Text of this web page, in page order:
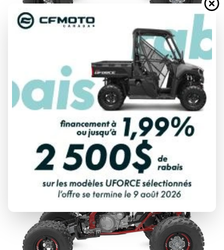
YAMAHA 2026
RAPTOR 700R
À partir de14 274 $
DÉCOUVRIR CE MODÈLE